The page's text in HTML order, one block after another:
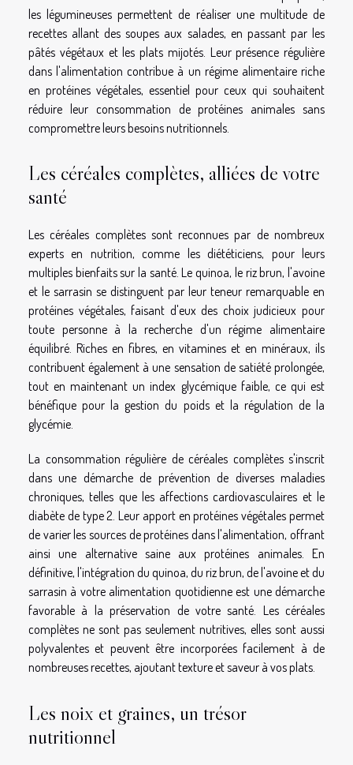
les légumineuses permettent de réaliser une multitude de
recettes allant des soupes aux salades, en passant par les
pâtés végétaux et les plats mijotés. Leur présence régulière
dans l'alimentation contribue à un régime alimentaire riche
en protéines végétales, essentiel pour ceux qui souhaitent
réduire leur consommation de protéines animales sans
compromettre leurs besoins nutritionnels.
Les céréales complètes, alliées de votre
santé
Les céréales complètes sont reconnues par de nombreux
experts en nutrition, comme les diététiciens, pour leurs
multiples bienfaits sur la santé. Le quinoa, le riz brun, l'avoine
et le sarrasin se distinguent par leur teneur remarquable en
protéines végétales, faisant d'eux des choix judicieux pour
toute personne à la recherche d'un régime alimentaire
équilibré. Riches en fibres, en vitamines et en minéraux, ils
contribuent également à une sensation de satiété prolongée,
tout en maintenant un index glycémique faible, ce qui est
bénéfique pour la gestion du poids et la régulation de la
glycémie.
La consommation régulière de céréales complètes s'inscrit
dans une démarche de prévention de diverses maladies
chroniques, telles que les affections cardiovasculaires et le
diabète de type 2. Leur apport en protéines végétales permet
de varier les sources de protéines dans l'alimentation, offrant
ainsi une alternative saine aux protéines animales. En
définitive, l'intégration du quinoa, du riz brun, de l'avoine et du
sarrasin à votre alimentation quotidienne est une démarche
favorable à la préservation de votre santé. Les céréales
complètes ne sont pas seulement nutritives, elles sont aussi
polyvalentes et peuvent être incorporées facilement à de
nombreuses recettes, ajoutant texture et saveur à vos plats.
Les noix et graines, un trésor
nutritionnel